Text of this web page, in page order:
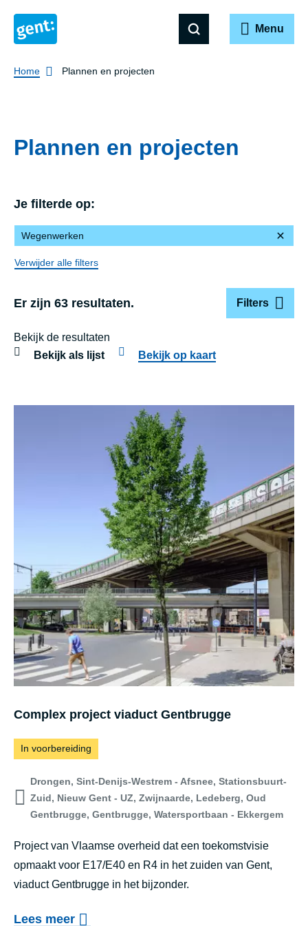
Menu
Breadcrumb
Home Plannen en projecten
Plannen en projecten
Je filterde op:
Wegenwerken
Verwijder alle filters
Er zijn 63 resultaten. Filters
Bekijk de resultaten
Bekijk als lijst
Bekijk op kaart
Complex project viaduct Gentbrugge
In voorbereiding
Drongen, Sint-Denijs-Westrem - Afsnee, Stationsbuurt-
Zuid, Nieuw Gent - UZ, Zwijnaarde, Ledeberg, Oud
Gentbrugge, Gentbrugge, Watersportbaan - Ekkergem
Project van Vlaamse overheid dat een toekomstvisie
opmaakt voor E17/E40 en R4 in het zuiden van Gent,
viaduct Gentbrugge in het bijzonder.
Lees meero